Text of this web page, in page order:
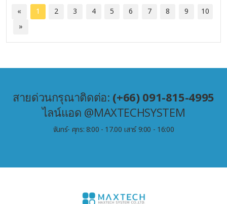
« 1 2 3 4 5 6 7 8 9
10
»
สายด่วนกรุณาติดต่อ: (+66) 091-815-4995
ไลน์แอด @MAXTECHSYSTEM
จันทร์- ศุกร: 8:00 - 17.00 เสาร์ 9:00 - 16:00